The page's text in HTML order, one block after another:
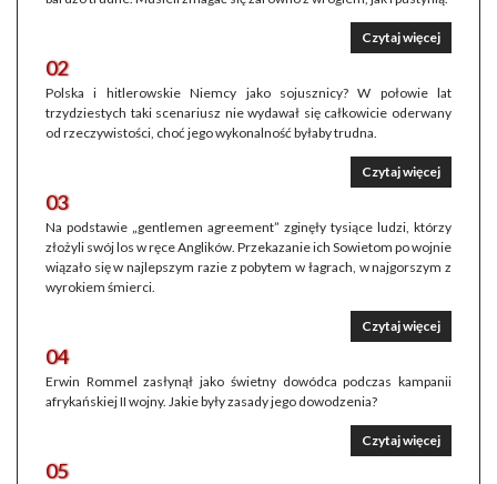
Czytaj więcej
02
Polska i hitlerowskie Niemcy jako sojusznicy? W połowie lat
trzydziestych taki scenariusz nie wydawał się całkowicie oderwany
od rzeczywistości, choć jego wykonalność byłaby trudna.
Czytaj więcej
03
Na podstawie „gentlemen agreement” zginęły tysiące ludzi, którzy
złożyli swój los w ręce Anglików. Przekazanie ich Sowietom po wojnie
wiązało się w najlepszym razie z pobytem w łagrach, w najgorszym z
wyrokiem śmierci.
Czytaj więcej
04
Erwin Rommel zasłynął jako świetny dowódca podczas kampanii
afrykańskiej II wojny. Jakie były zasady jego dowodzenia?
Czytaj więcej
05